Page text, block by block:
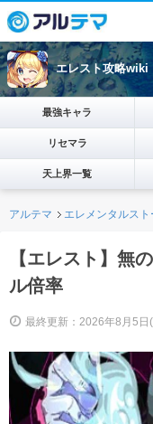
エレスト攻略wiki
最強キャラ
リセマラ
天上界一覧
アルテマ エレメンタルス
【エレスト】無
ル倍率
最終更新：2026年8月5日